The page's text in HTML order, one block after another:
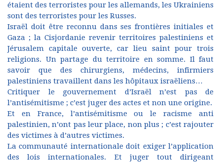
étaient des terroristes pour les allemands, les Ukrainiens
sont des terroristes pour les Russes.
Israël doit être reconnu dans ses frontières initiales et
Gaza ; la Cisjordanie revenir territoires palestiniens et
Jérusalem capitale ouverte, car lieu saint pour trois
religions. Un partage du territoire en somme. Il faut
savoir que des chirurgiens, médecins, infirmiers
palestiniens travaillent dans les hôpitaux israëliens…
Critiquer le gouvernement d’Israël n’est pas de
l’antisémitisme ; c’est juger des actes et non une origine.
Et en France, l’antisémitisme ou le racisme anti
palestinien, n’ont pas leur place, non plus ; c’est rajouter
des victimes à d’autres victimes.
La communauté internationale doit exiger l’application
des lois internationales. Et juger tout dirigeant